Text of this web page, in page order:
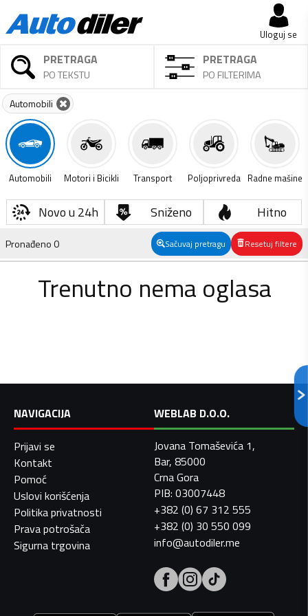
Uloguj se
PRETRAGA
PO TEKSTU
PRETRAGA
PO FILTERIMA
Automobili
Automobili Motori i Bicikli Transport Poljoprivreda Radne mašine
Novo u 24h Sniženo Hitno
Pronađeno0 Sačuvaj pretragu Resetuj filtere
Trenutno nema oglasa
NAVIGACIJA
Prijavi se
Kontakt
Pomoć
Uslovi korišćenja
Politika privatnosti
Prava potrošača
Sigurna trgovina
WEBLAB D.O.O.
Jovana Tomaševića 1,
Bar, 85000
Crna Gora
PIB: 03007448
+382 (0) 67 312 555
+382 (0) 30 550 099
info@autodiler.me